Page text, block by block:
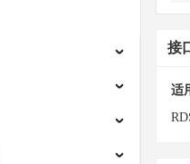
接
适